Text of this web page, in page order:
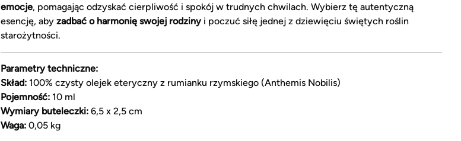
emocje, pomagając odzyskać cierpliwość i spokój w trudnych chwilach. Wybierz tę autentyczną
esencję, aby zadbać o harmonię swojej rodzinyi poczuć siłę jednej z dziewięciu świętych roślin
starożytności.
Parametry techniczne:
Skład: 100% czysty olejek eteryczny z rumianku rzymskiego (Anthemis Nobilis)
Pojemność: 10 ml
Wymiary buteleczki: 6,5 x 2,5 cm
Waga: 0,05 kg